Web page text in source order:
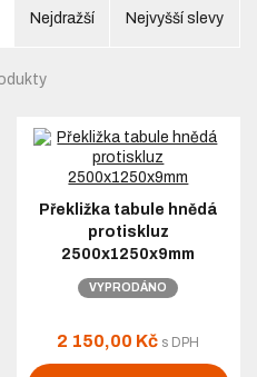
Nejdražší Nejvyšší slevy
Překližka tabule hnědá
protiskluz
2500x1250x9mm
VYPRODÁNO
2 150,00 Kč s DPH